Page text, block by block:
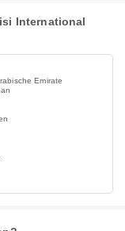
International
Emirate